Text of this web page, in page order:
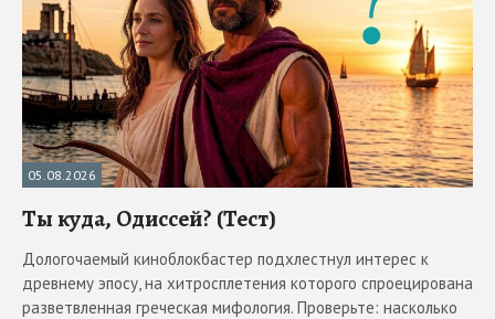
05.08.2026
Ты куда, Одиссей? (Тест)
Дологочаемый киноблокбастер подхлестнул интерес к
древнему эпосу, на хитросплетения которого спроецирована
разветвленная греческая мифология. Проверьте: насколько